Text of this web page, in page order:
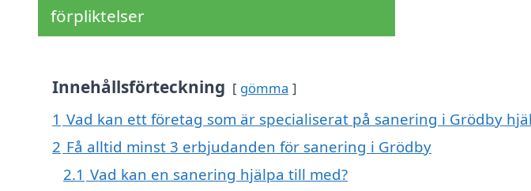
förpliktelser
Innehållsförteckning gömma
1 Vad kan ett företag som är specialiserat på sanering i Grödby
2 Få alltid minst 3 erbjudanden för sanering i Grödby
2.1 Vad kan en sanering hjälpa till med?